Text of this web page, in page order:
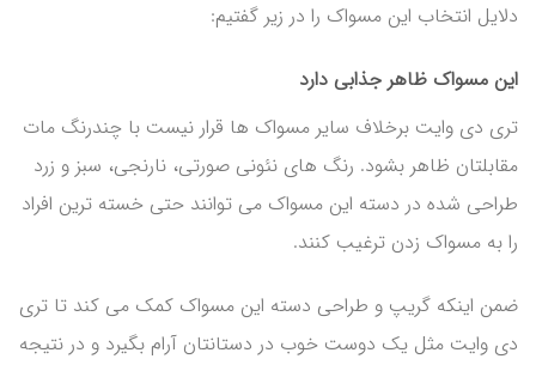
دلایل انتخاب این مسواک را در زیر گفتیم:
این مسواک ظاهر جذابی دارد
تری دی وایت برخلاف سایر مسواک ها قرار نیست با چندرنگ مات
مقابلتان ظاهر بشود. رنگ های نئونی صورتی، نارنجی، سبز و زرد
طراحی شده در دسته این مسواک می توانند حتی خسته ترین افراد
را به مسواک زدن ترغیب کنند.
ضمن اینکه گریپ و طراحی دسته این مسواک کمک می کند تا تری
دی وایت مثل یک دوست خوب در دستانتان آرام بگیرد و در نتیجه